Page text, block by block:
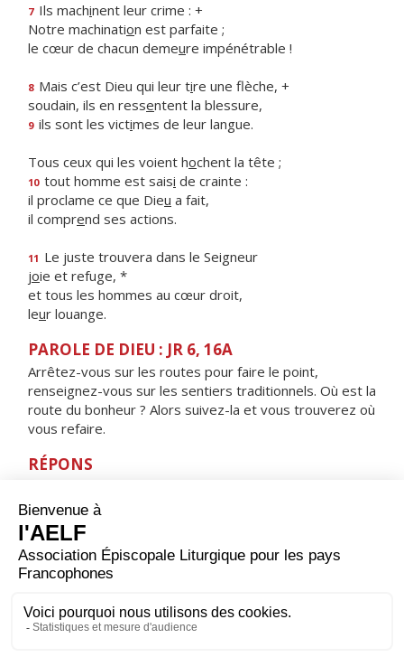
7 Ils machinent leur crime : +
Notre machination est parfaite ;
le cœur de chacun demeure impénétrable !
8 Mais c’est Dieu qui leur tire une flèche, +
soudain, ils en ressentent la blessure,
9 ils sont les victimes de leur langue.
Tous ceux qui les voient hochent la tête ;
10 tout homme est saisi de crainte :
il proclame ce que Dieu a fait,
il comprend ses actions.
11 Le juste trouvera dans le Seigneur
joie et refuge, *
et tous les hommes au cœur droit,
leur louange.
PAROLE DE DIEU : JR 6, 16A
Arrêtez-vous sur les routes pour faire le point,
renseignez-vous sur les sentiers traditionnels. Où est la
route du bonheur ? Alors suivez-la et vous trouverez où
vous refaire.
RÉPONS
la joie de mon cœur.
ORAISON
Écoute-nous, Seigneur, et accorde-nous la paix
profonde que nous te demandons ; ainsi, en te
prière de la Vierge Marie, nous parviendrons sans